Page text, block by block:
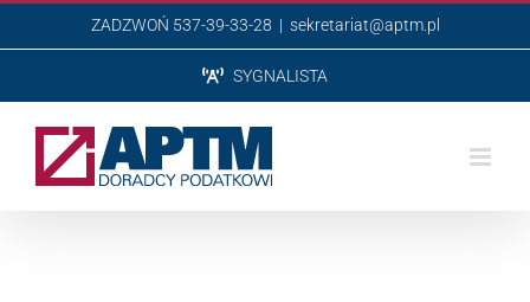
do
ZADZWOŃ 537-39-33-28 | sekretariat@aptm.pl
SYGNALISTA